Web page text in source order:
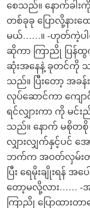
စေသည်။ နောက်ခါ
တစ်ခုခု ပြောလို့နား
မယ်……။ -ဟုတ်ကဲ့ပါ
ဆိုကာ ကြာညို ပြန်
ဆုံးအနေနဲ့ ခုတင်ကို သ
သည်။ ပြီးတော့ အခန်
လုပ်ဆောင်ကာ ကျ
ရင်လျှားကာ ကို မ
သည်။ နောက် မစိုတ
လျှားလျှက်နှင့်ပင် အ
ဘက်က အဝတ်လှမ်းတဲ့
ပြီး ရေမိုးချိုးရန် အ
တော့မလို့လား……
ကြာညို ပြောထားတ